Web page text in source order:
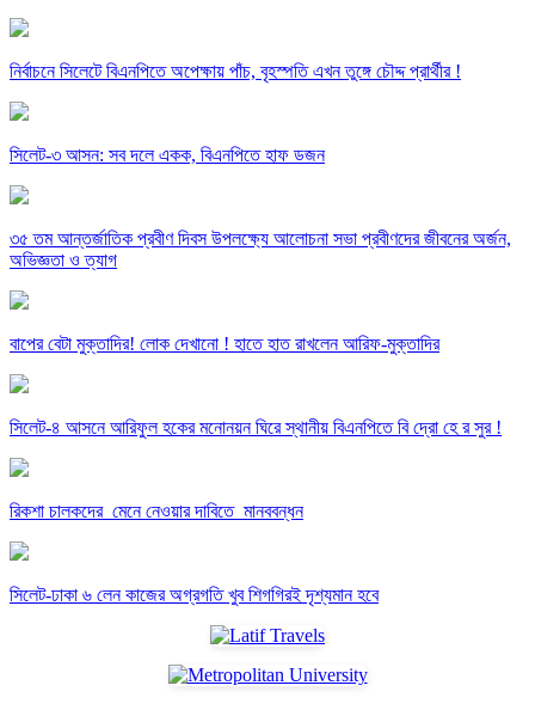
নির্বাচনে সিলেটে বিএনপিতে অপেক্ষায় পাঁচ, বৃহস্পতি এখন তুঙ্গে চৌদ্দ প্রার্থীর !
সিলেট-৩ আসন: সব দলে একক, বিএনপিতে হাফ ডজন
৩৫ তম আন্তর্জাতিক প্রবীণ দিবস উপলক্ষ্যে আলোচনা সভা প্রবীণদের জীবনের অর্জন,
অভিজ্ঞতা ও ত্যাগ
বাপের বেটা মুক্তাদির! লোক দেখানো ! হাতে হাত রাখলেন আরিফ-মুক্তাদির
সিলেট-৪ আসনে আরিফুল হকের মনোনয়ন ঘিরে স্থানীয় বিএনপিতে বি দ্রো হে র সুর !
রিকশা চালকদের মেনে নেওয়ার দাবিতে মানববন্ধন
সিলেট-ঢাকা ৬ লেন কাজের অগ্রগতি খুব শিগগিরই দৃশ্যমান হবে